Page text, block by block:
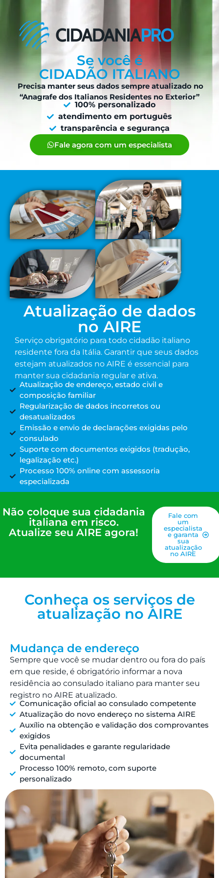
Se você é
CIDADÃO ITALIANO
Precisa manter seus dados sempre atualizado no
“Anagrafe dos Italianos Residentes no Exterior”
100% personalizado
atendimento em português
transparência e segurança
Fale agora com um especialista
Atualização de dados
no AIRE
Serviço obrigatório para todo cidadão italiano
residente fora da Itália. Garantir que seus dados
estejam atualizados no AIRE é essencial para
manter sua cidadania regular e ativa.
Atualização de endereço, estado civil e
composição familiar
Regularização de dados incorretos ou
desatualizados
Emissão e envio de declarações exigidas pelo
consulado
Suporte com documentos exigidos (tradução,
legalização etc.)
Processo 100% online com assessoria
especializada
Não coloque sua cidadania
italiana em risco.
Atualize seu AIRE agora!
Fale com
um
especialista
e garanta
sua
atualização
no AIRE
Conheça os serviços de
atualização no AIRE
Mudança de endereço
Sempre que você se mudar dentro ou fora do país
em que reside, é obrigatório informar a nova
residência ao consulado italiano para manter seu
registro no AIRE atualizado.
Comunicação oficial ao consulado competente
Atualização do novo endereço no sistema AIRE
Auxílio na obtenção e validação dos comprovantes
exigidos
Evita penalidades e garante regularidade
documental
Processo 100% remoto, com suporte
personalizado